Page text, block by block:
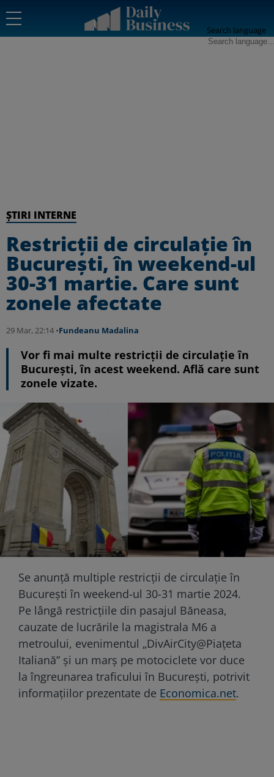
Search language
ȘTIRI INTERNE
Restricții de circulație în
București, în weekend-ul
30-31 martie. Care sunt
zonele afectate
29 Mar, 22:14 •Fundeanu Madalina
Vor fi mai multe restricții de circulație în
București, în acest weekend. Află care sunt
zonele vizate.
Se anunță multiple restricții de circulație în
București în weekend-ul 30-31 martie 2024.
Pe lângă restricțiile din pasajul Băneasa,
cauzate de lucrările la magistrala M6 a
metroului, evenimentul „DivAirCity@Piaţeta
Italiană” și un marş pe motociclete vor duce
la îngreunarea traficului în București, potrivit
informațiilor prezentate de Economica.net.